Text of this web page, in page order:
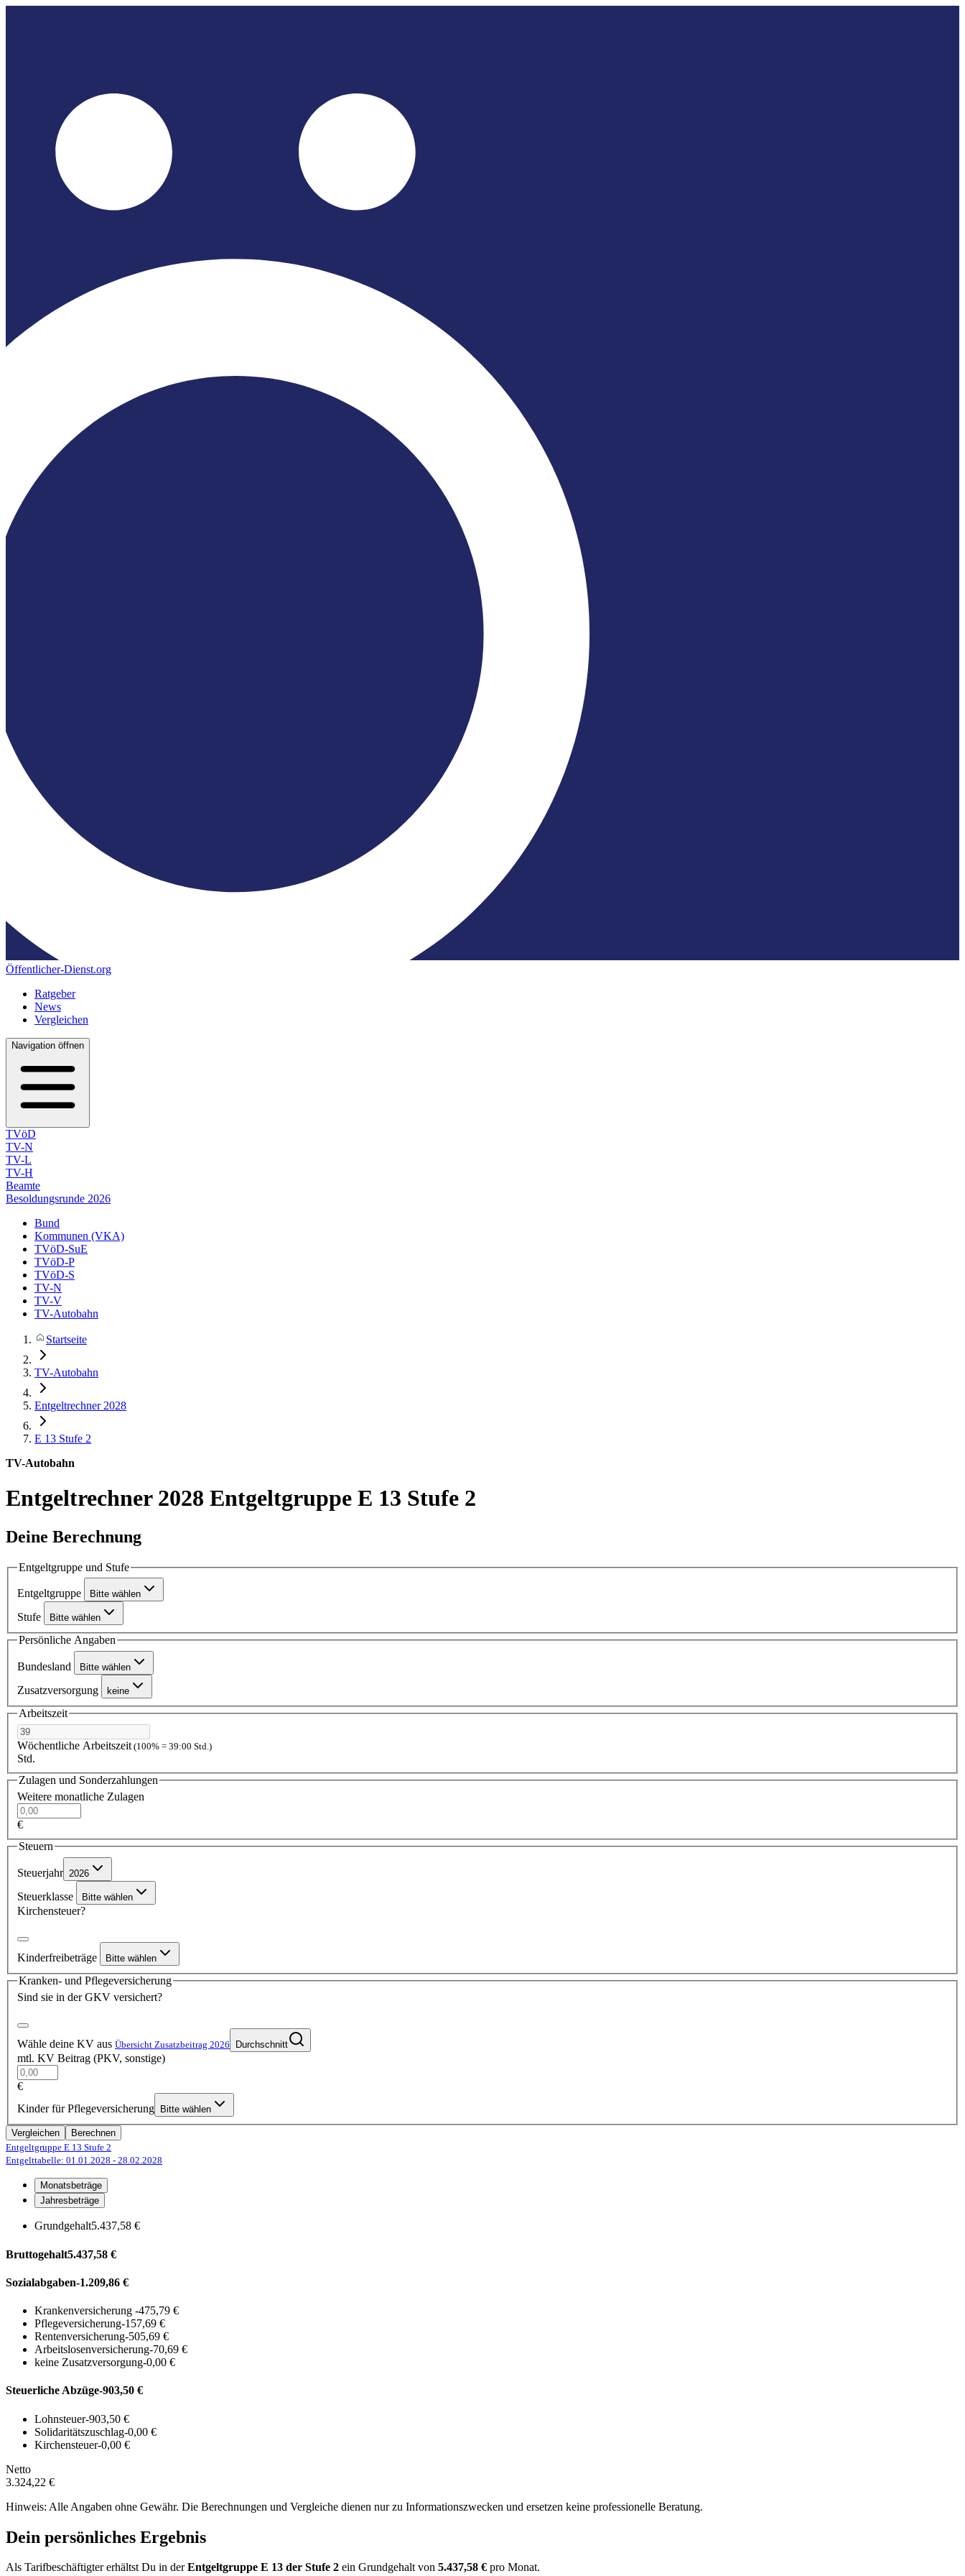
Öffentlicher-Dienst.org
Ratgeber
News
Vergleichen
Navigation öffnen
TVöD
TV-N
TV-L
TV-H
Beamte
Besoldungsrunde 2026
Bund
Kommunen (VKA)
TVöD-SuE
TVöD-P
TVöD-S
TV-N
TV-V
TV-Autobahn
Startseite
TV-Autobahn
Entgeltrechner 2028
E 13 Stufe 2
TV-Autobahn
Entgeltrechner 2028 Entgeltgruppe E 13 Stufe 2
Deine Berechnung
Entgeltgruppe und Stufe
Entgeltgruppe Bitte wählen
Stufe Bitte wählen
Persönliche Angaben
Bundesland Bitte wählen
Zusatzversorgung keine
Arbeitszeit
Wöchentliche Arbeitszeit (100% = 39:00 Std.)
Std.
Zulagen und Sonderzahlungen
Weitere monatliche Zulagen
€
Steuern
Steuerjahr 2026
Steuerklasse Bitte wählen
Kirchensteuer?
Kinderfreibeträge Bitte wählen
Kranken- und Pflegeversicherung
Sind sie in der GKV versichert?
Wähle deine KV aus Übersicht Zusatzbeitrag 2026 Durchschnitt
mtl. KV Beitrag (PKV, sonstige)
€
Kinder für Pflegeversicherung
Bitte wählen
Vergleichen
Berechnen
Entgeltgruppe E 13 Stufe 2
Entgelttabelle: 01.01.2028 - 28.02.2028
Monatsbeträge
Jahresbeträge
Grundgehalt5.437,58 €
Bruttogehalt5.437,58 €
Sozialabgaben-1.209,86 €
Krankenversicherung -475,79 €
Pflegeversicherung-157,69 €
Rentenversicherung-505,69 €
Arbeitslosenversicherung-70,69 €
keine Zusatzversorgung-0,00 €
Steuerliche Abzüge-903,50 €
Lohnsteuer-903,50 €
Solidaritätszuschlag-0,00 €
Kirchensteuer-0,00 €
Netto
3.324,22 €
Hinweis: Alle Angaben ohne Gewähr. Die Berechnungen und Vergleiche dienen nur zu Informationszwecken und ersetzen keine professionelle Beratung.
Dein persönliches Ergebnis
Als Tarifbeschäftigter erhältst Du in derEntgeltgruppe E 13 der Stufe 2 ein Grundgehalt von 5.437,58 € pro Monat.